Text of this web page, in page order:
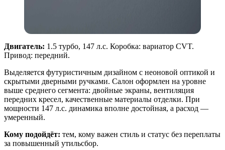
Двигатель: 1.5 турбо, 147 л.с. Коробка: вариатор CVT.
Привод: передний.
Выделяется футуристичным дизайном с неоновой оптикой и
скрытыми дверными ручками. Салон оформлен на уровне
выше среднего сегмента: двойные экраны, вентиляция
передних кресел, качественные материалы отделки. При
мощности 147 л.с. динамика вполне достойная, а расход —
умеренный.
Кому подойдёт: тем, кому важен стиль и статус без переплаты
за повышенный утильсбор.